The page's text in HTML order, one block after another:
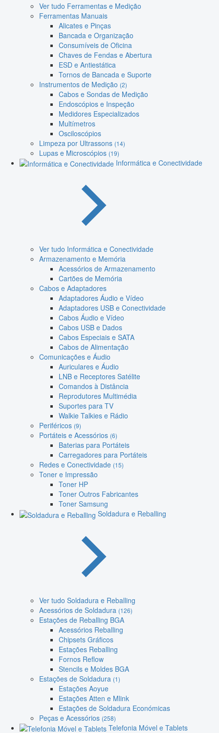
Ver tudo Ferramentas e Medição
Ferramentas Manuais
Alicates e Pinças
Bancada e Organização
Consumíveis de Oficina
Chaves de Fendas e Abertura
ESD e Antiestática
Tornos de Bancada e Suporte
Instrumentos de Medição (2)
Cabos e Sondas de Medição
Endoscópios e Inspeção
Medidores Especializados
Multímetros
Osciloscópios
Limpeza por Ultrassons (14)
Lupas e Microscópios (19)
Informática e Conectividade
Ver tudo Informática e Conectividade
Armazenamento e Memória
Acessórios de Armazenamento
Cartões de Memória
Cabos e Adaptadores
Adaptadores Áudio e Vídeo
Adaptadores USB e Conectividade
Cabos Áudio e Vídeo
Cabos USB e Dados
Cabos Especiais e SATA
Cabos de Alimentação
Comunicações e Áudio
Auriculares e Áudio
LNB e Receptores Satélite
Comandos à Distância
Reprodutores Multimédia
Suportes para TV
Walkie Talkies e Rádio
Periféricos (9)
Portáteis e Acessórios (6)
Baterias para Portáteis
Carregadores para Portáteis
Redes e Conectividade (15)
Toner e Impressão
Toner HP
Toner Outros Fabricantes
Toner Samsung
Soldadura e Reballing
Ver tudo Soldadura e Reballing
Acessórios de Soldadura (126)
Estações de Reballing BGA
Acessórios Reballing
Chipsets Gráficos
Estações Reballing
Fornos Reflow
Stencils e Moldes BGA
Estações de Soldadura (1)
Estações Aoyue
Estações Atten e Mlink
Estações de Soldadura Económicas
Peças e Acessórios (258)
Telefonia Móvel e Tablets